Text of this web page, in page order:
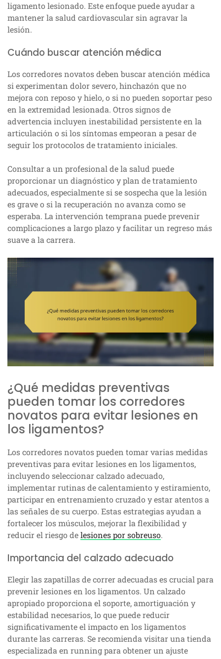
ligamento lesionado. Este enfoque puede ayudar a
mantener la salud cardiovascular sin agravar la
lesión.
Cuándo buscar atención médica
Los corredores novatos deben buscar atención médica
si experimentan dolor severo, hinchazón que no
mejora con reposo y hielo, o si no pueden soportar peso
en la extremidad lesionada. Otros signos de
advertencia incluyen inestabilidad persistente en la
articulación o si los síntomas empeoran a pesar de
seguir los protocolos de tratamiento iniciales.
Consultar a un profesional de la salud puede
proporcionar un diagnóstico y plan de tratamiento
adecuados, especialmente si se sospecha que la lesión
es grave o si la recuperación no avanza como se
esperaba. La intervención temprana puede prevenir
complicaciones a largo plazo y facilitar un regreso más
suave a la carrera.
¿Qué medidas preventivas
pueden tomar los corredores
novatos para evitar lesiones en
los ligamentos?
Los corredores novatos pueden tomar varias medidas
preventivas para evitar lesiones en los ligamentos,
incluyendo seleccionar calzado adecuado,
implementar rutinas de calentamiento y estiramiento,
participar en entrenamiento cruzado y estar atentos a
las señales de su cuerpo. Estas estrategias ayudan a
fortalecer los músculos, mejorar la flexibilidad y
reducir el riesgo delesiones por sobreuso.
Importancia del calzado adecuado
Elegir las zapatillas de correr adecuadas es crucial para
prevenir lesiones en los ligamentos. Un calzado
apropiado proporciona el soporte, amortiguación y
estabilidad necesarios, lo que puede reducir
significativamente el impacto en los ligamentos
durante las carreras. Se recomienda visitar una tienda
especializada en running para obtener un ajuste